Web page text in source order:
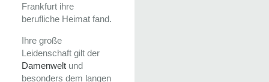
Frankfurt ihre
berufliche Heimat fand.
Ihre große
Leidenschaft gilt der
Damenweltund
besonders dem langen